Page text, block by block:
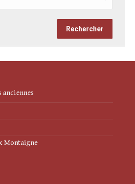
anciennes
Montaigne